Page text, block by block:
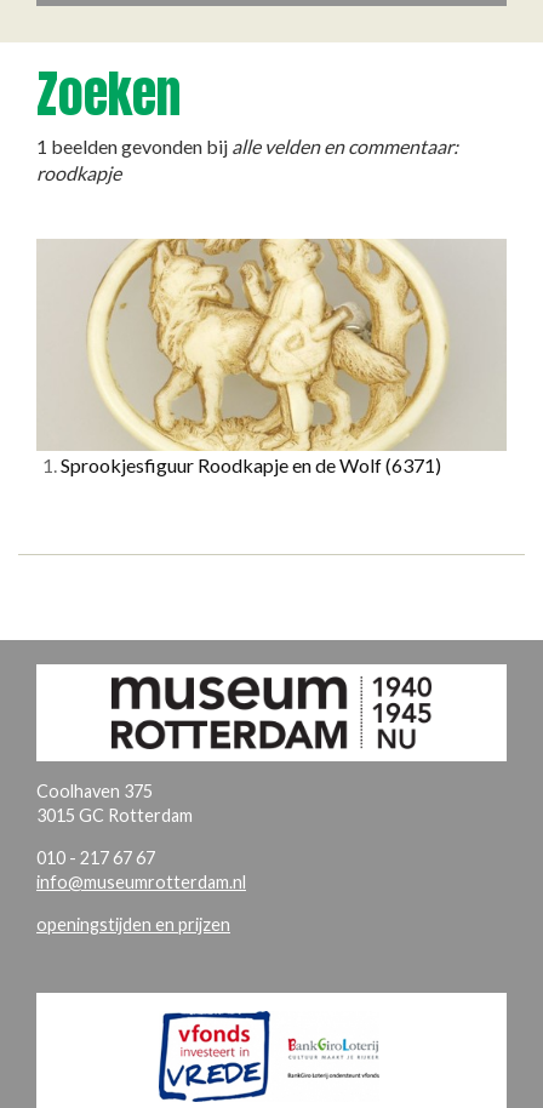
Zoeken
1 beelden gevonden bij alle velden en commentaar:
roodkapje
1.Sprookjesfiguur Roodkapje en de Wolf(6371)
Coolhaven 375
3015 GC Rotterdam
010 - 217 67 67
info@museumrotterdam.nl
openingstijden en prijzen